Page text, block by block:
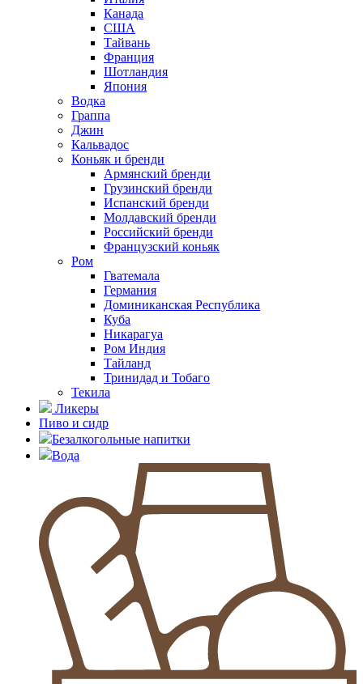
Канада
США
Тайвань
Франция
Шотландия
Япония
Водка
Граппа
Джин
Кальвадос
Коньяк и бренди
Армянский бренди
Грузинский бренди
Испанский бренди
Молдавский бренди
Российский бренди
Французский коньяк
Ром
Гватемала
Германия
Доминиканская Республика
Куба
Никарагуа
Ром Индия
Тайланд
Тринидад и Тобаго
Текила
Ликеры
Пиво и сидр
Безалкогольные напитки
Вода